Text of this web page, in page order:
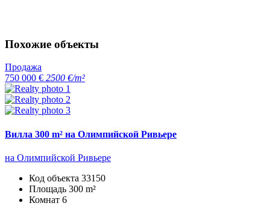
Похожие объекты
Продажа
750 000 € 2500 €/m²
Вилла 300 m² на Олимпийской Ривьере
на Олимпийской Ривьере
Код объекта 33150
Площадь 300 m²
Комнат 6